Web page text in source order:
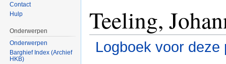
Teeling,
Logboek voor deze
Contact
Hulp
Onderwerpen
Onderwerpen
Barghief Index (Archief
HKB)